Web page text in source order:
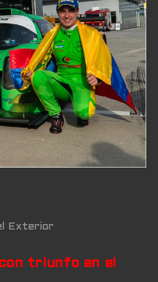
Exterior
triunfo en el